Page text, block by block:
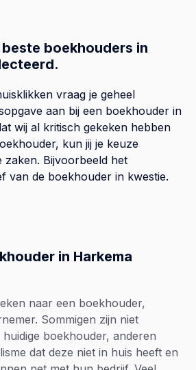
boekhouders in
vraag je geheel
aan bij een boekhouder in
wij al kritisch gekeken hebben
kun jij je keuze
zaken. Bijvoorbeeld het
van de boekhouder in kwestie.
in Harkema
naar een boekhouder,
Sommigen zijn niet
boekhouder, anderen
dat deze niet in huis heeft en